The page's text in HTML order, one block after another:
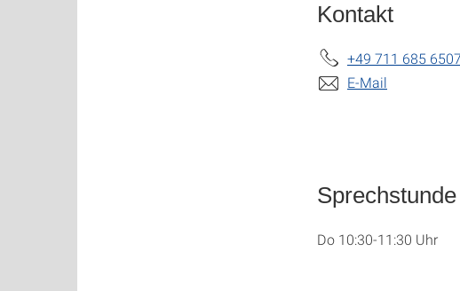
Kontakt
+49 711 685
E-Mail
Sprechstunde
Do 10:30-11:30 Uhr